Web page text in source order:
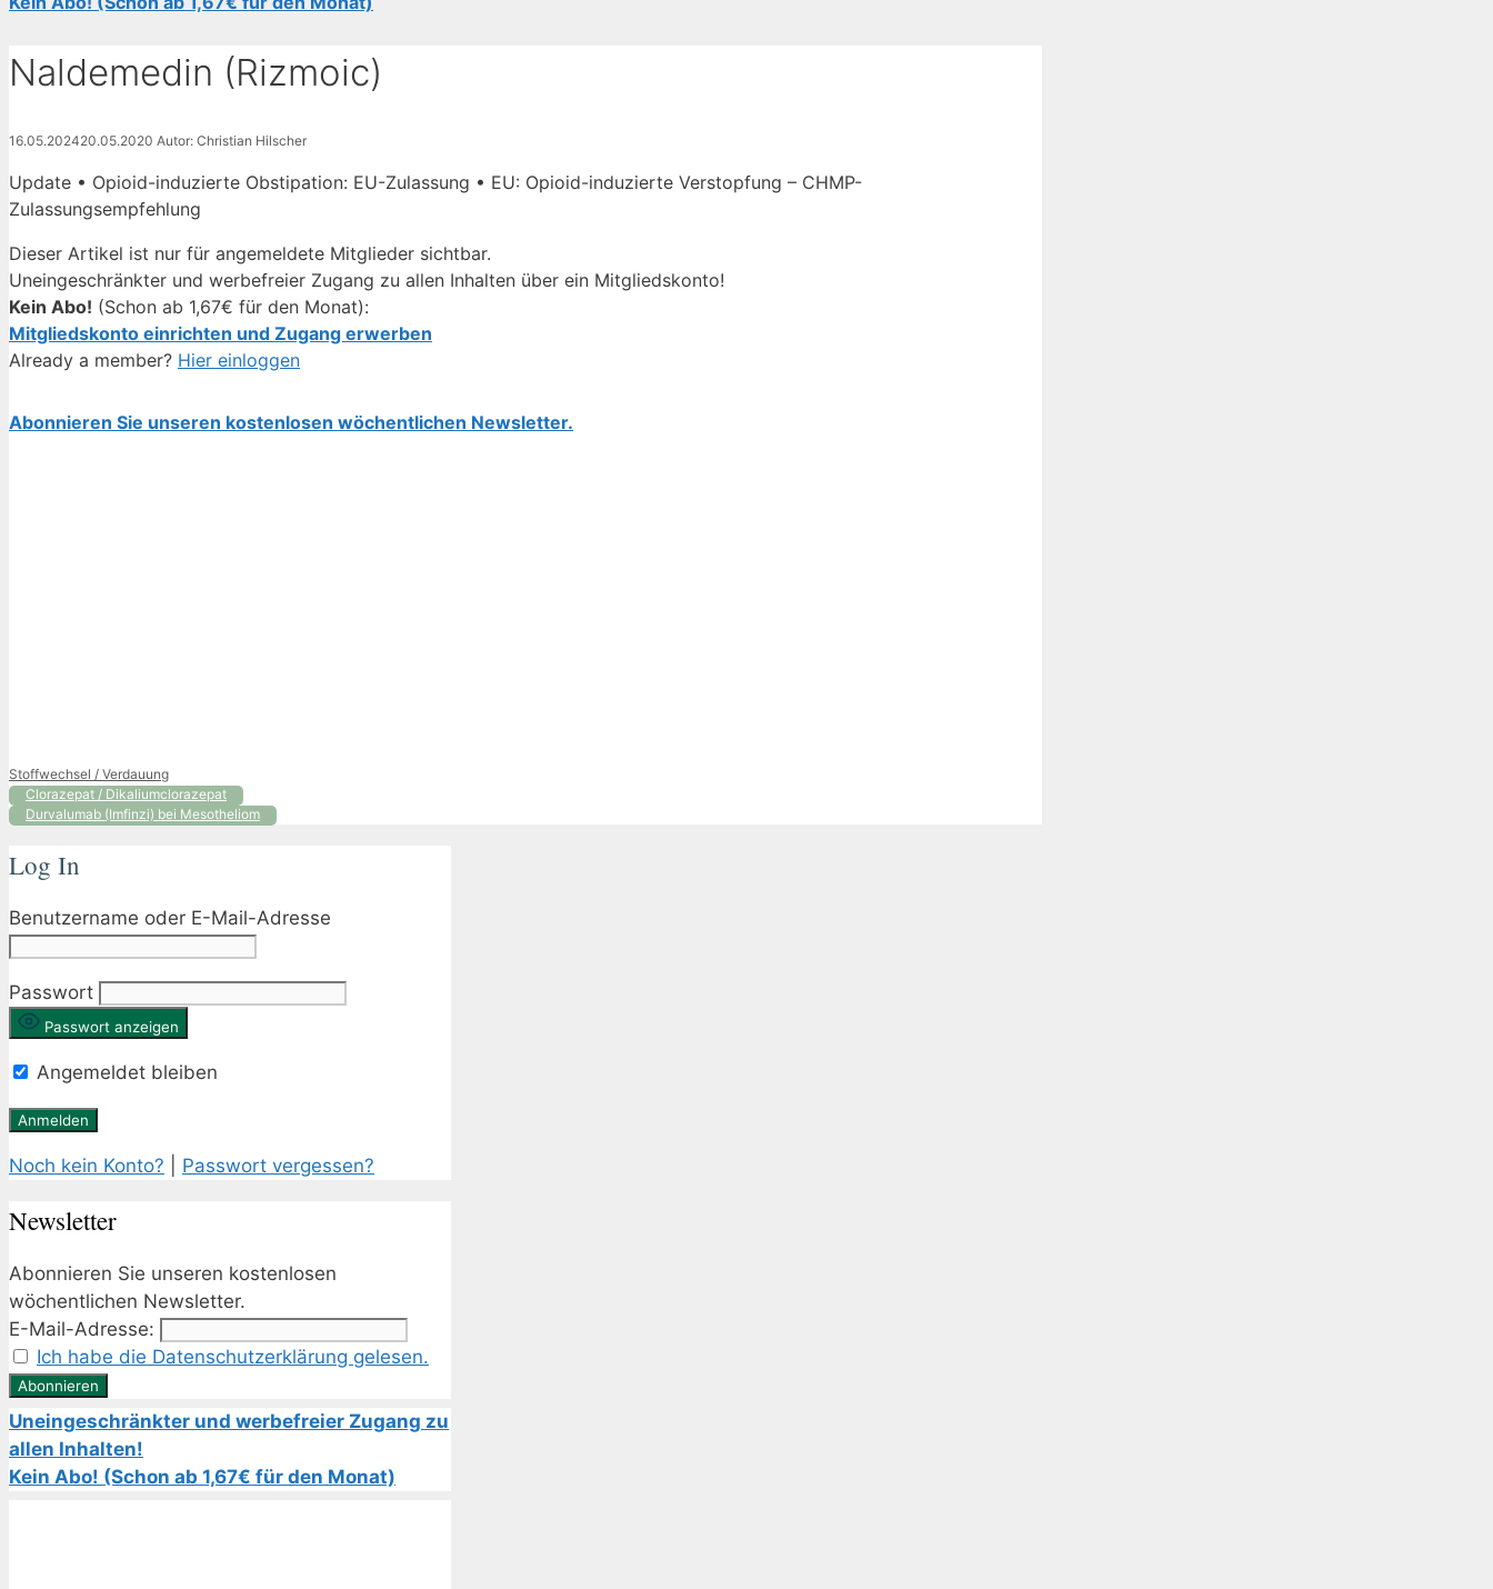
Naldemedin (Rizmoic)
16.05.202420.05.2020 Autor: Christian Hilscher
Update • Opioid-induzierte Obstipation: EU-Zulassung • EU: Opioid-induzierte Verstopfung – CHMP-
Zulassungsempfehlung
Dieser Artikel ist nur für angemeldete Mitglieder sichtbar.
Uneingeschränkter und werbefreier Zugang zu allen Inhalten über ein Mitgliedskonto!
Kein Abo! (Schon ab 1,67€ für den Monat):
Mitgliedskonto einrichten und Zugang erwerben
Already a member? Hier einloggen
Abonnieren Sie unseren kostenlosen wöchentlichen Newsletter.
Kategorien
Stoffwechsel / Verdauung
Clorazepat / Dikaliumclorazepat
Durvalumab (Imfinzi) bei Mesotheliom
Log In
Benutzername oder E-Mail-Adresse
Passwort
Passwort anzeigen
Angemeldet bleiben
Noch kein Konto? Passwort vergessen?
Newsletter
Abonnieren Sie unseren kostenlosen
wöchentlichen Newsletter.
E-Mail-Adresse:
Ich habe die Datenschutzerklärung gelesen.
Uneingeschränkter und werbefreier Zugang zu
allen Inhalten!
Kein Abo! (Schon ab 1,67€ für den Monat)